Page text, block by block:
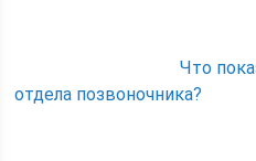
Что
отдела позвоночника?